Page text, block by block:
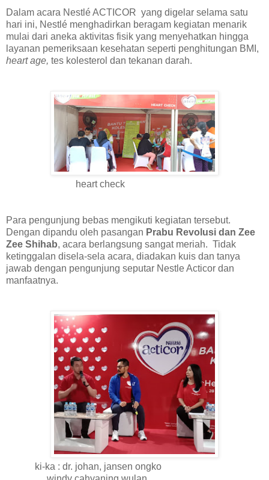
Dalam acara Nestlé ACTICOR yang digelar selama satu
hari ini, Nestlé menghadirkan beragam kegiatan menarik
mulai dari aneka aktivitas fisik yang menyehatkan hingga
layanan pemeriksaan kesehatan seperti penghitungan BMI,
heart age, tes kolesterol dan tekanan darah.
heart check
Para pengunjung bebas mengikuti kegiatan tersebut.
Dengan dipandu oleh pasangan Prabu Revolusi dan Zee
Zee Shihab, acara berlangsung sangat meriah. Tidak
ketinggalan disela-sela acara, diadakan kuis dan tanya
jawab dengan pengunjung seputar Nestle Acticor dan
manfaatnya.
ki-ka : dr. johan, jansen ongko